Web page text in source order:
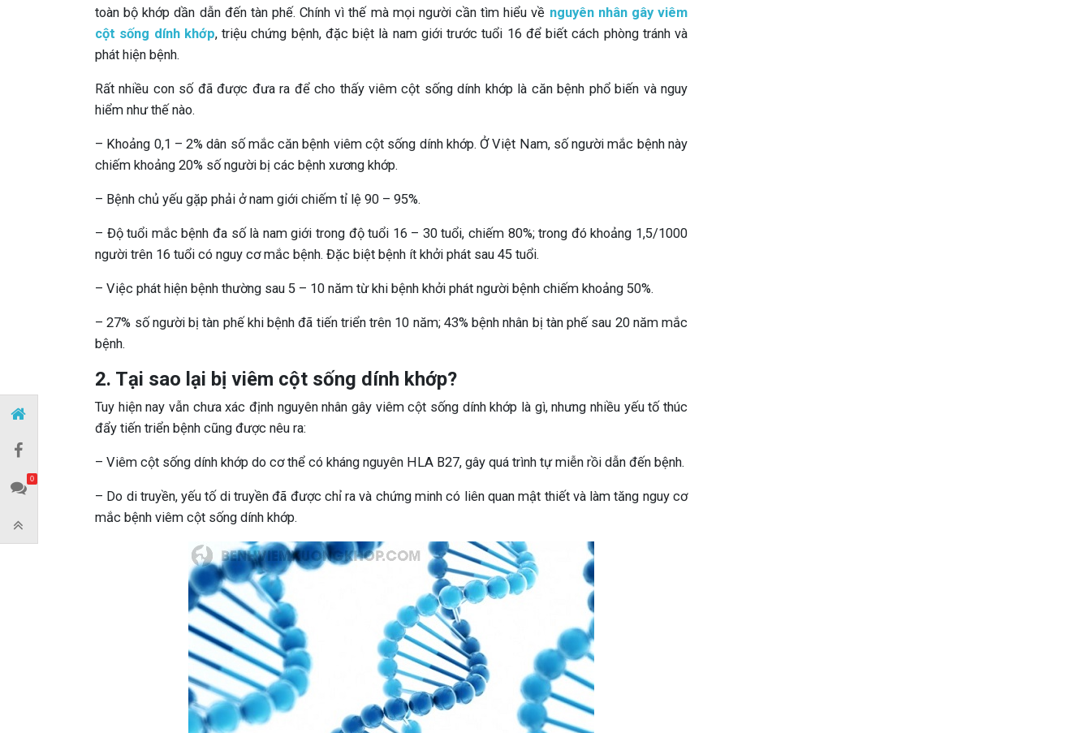
toàn bộ khớp dần dẫn đến tàn phế. Chính vì thế mà mọi người cần tìm hiểu về nguyên nhân gây viêm
cột sống dính khớp, triệu chứng bệnh, đặc biệt là nam giới trước tuổi 16 để biết cách phòng tránh và
phát hiện bệnh.
Rất nhiều con số đã được đưa ra để cho thấy viêm cột sống dính khớp là căn bệnh phổ biến và nguy
hiểm như thế nào.
– Khoảng 0,1 – 2% dân số mắc căn bệnh viêm cột sống dính khớp. Ở Việt Nam, số người mắc bệnh này
chiếm khoảng 20% số người bị các bệnh xương khớp.
– Bệnh chủ yếu gặp phải ở nam giới chiếm tỉ lệ 90 – 95%.
– Độ tuổi mắc bệnh đa số là nam giới trong độ tuổi 16 – 30 tuổi, chiếm 80%; trong đó khoảng 1,5/1000
người trên 16 tuổi có nguy cơ mắc bệnh. Đặc biệt bệnh ít khởi phát sau 45 tuổi.
– Việc phát hiện bệnh thường sau 5 – 10 năm từ khi bệnh khởi phát người bệnh chiếm khoảng 50%.
– 27% số người bị tàn phế khi bệnh đã tiến triển trên 10 năm; 43% bệnh nhân bị tàn phế sau 20 năm mắc
bệnh.
2. Tại sao lại bị viêm cột sống dính khớp?
Tuy hiện nay vẫn chưa xác định nguyên nhân gây viêm cột sống dính khớp là gì, nhưng nhiều yếu tố thúc
đẩy tiến triển bệnh cũng được nêu ra:
– Viêm cột sống dính khớp do cơ thể có kháng nguyên HLA B27, gây quá trình tự miễn rồi dẫn đến bệnh.
– Do di truyền, yếu tố di truyền đã được chỉ ra và chứng minh có liên quan mật thiết và làm tăng nguy cơ
mắc bệnh viêm cột sống dính khớp.
0